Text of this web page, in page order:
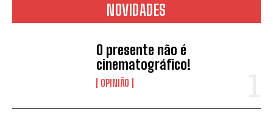
NOVIDADES
O presente não é
cinematográfico!
OPINIÃO